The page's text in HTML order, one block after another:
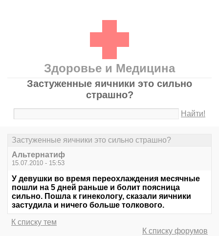
Здоровье и Медицина
Застуженные яичники это сильно
страшно?
Найти!
Застуженные яичники это сильно страшно?
Альтернатиф
15.07.2010 - 15:53
У девушки во время переохлаждения месячные
пошли на 5 дней раньше и болит поясница
сильно. Пошла к гинекологу, сказали яичники
застудила и ничего больше толкового.
К списку тем
К списку форумов